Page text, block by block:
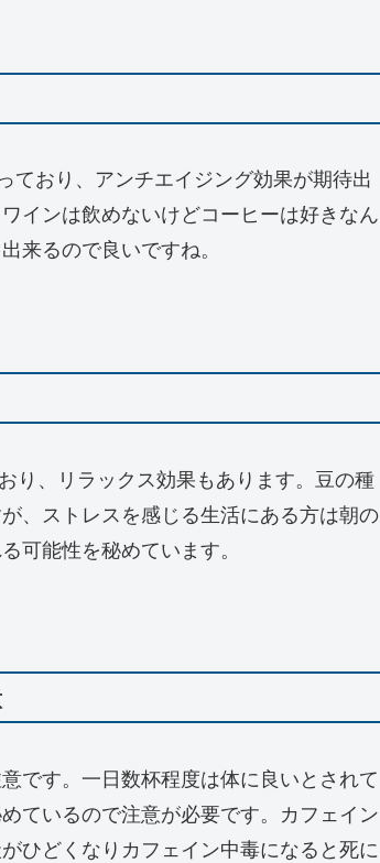
ており、アンチエイジング効果が期待出
インは飲めないけどコーヒーは好きなん
来るので良いですね。
り、リラックス効果もあります。豆の種
、ストレスを感じる生活にある方は朝の
可能性を秘めています。
です。一日数杯程度は体に良いとされて
ているので注意が必要です。カフェイン
ひどくなりカフェイン中毒になると死に